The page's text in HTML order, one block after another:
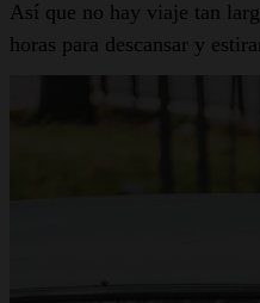
Así que no hay viaje tan
horas para descansar y